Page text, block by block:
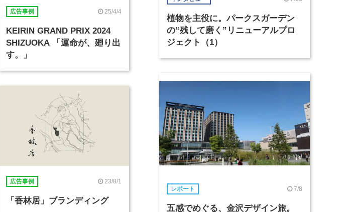
広告事例 25/4/4
KEIRIN GRAND PRIX 2024
SHIZUOKA 「運命が、廻り出
す。」
広告事例 23/8/1
「香林居」ブランディング
植物を主役に。パークスガーデン
の“残して磨く”リニューアルプロ
ジェクト（1）
レポート 7/8
五感でめぐる、金沢デザイン旅。